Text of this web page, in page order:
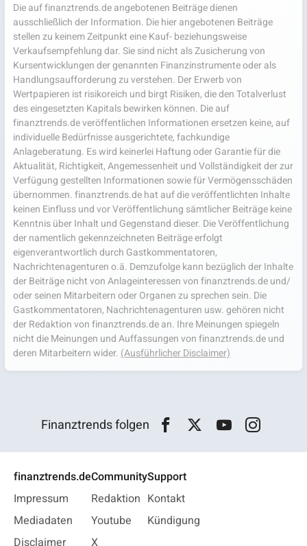
Die auf finanztrends.de angebotenen Beiträge dienen
ausschließlich der Information. Die hier angebotenen Beiträge
stellen zu keinem Zeitpunkt eine Kauf- beziehungsweise
Verkaufsempfehlung dar. Sie sind nicht als Zusicherung von
Kursentwicklungen der genannten Finanzinstrumente oder als
Handlungsaufforderung zu verstehen. Der Erwerb von
Wertpapieren ist risikoreich und birgt Risiken, die den Totalverlust
des eingesetzten Kapitals bewirken können. Die auf
finanztrends.de veröffentlichen Informationen ersetzen keine, auf
individuelle Bedürfnisse ausgerichtete, fachkundige
Anlageberatung. Es wird keinerlei Haftung oder Garantie für die
Aktualität, Richtigkeit, Angemessenheit und Vollständigkeit der zur
Verfügung gestellten Informationen sowie für Vermögensschäden
übernommen. finanztrends.de hat auf die veröffentlichten Inhalte
keinen Einfluss und vor Veröffentlichung sämtlicher Beiträge keine
Kenntnis über Inhalt und Gegenstand dieser. Die Veröffentlichung
der namentlich gekennzeichneten Beiträge erfolgt
eigenverantwortlich durch Gastkommentatoren,
Nachrichtenagenturen o.ä. Demzufolge kann bezüglich der Inhalte
der Beiträge nicht von Anlageinteressen von finanztrends.de und/
oder seinen Mitarbeitern oder Organen zu sprechen sein. Die
Gastkommentatoren, Nachrichtenagenturen usw. gehören nicht
der Redaktion von finanztrends.de an. Ihre Meinungen spiegeln
nicht die Meinungen und Auffassungen von finanztrends.de und
deren Mitarbeitern wider. (Ausführlicher Disclaimer)
Finanztrends folgen
finanztrends.de
Impressum
Mediadaten
Disclaimer
Community
Redaktion
Youtube
X
Support
Kontakt
Kündigung